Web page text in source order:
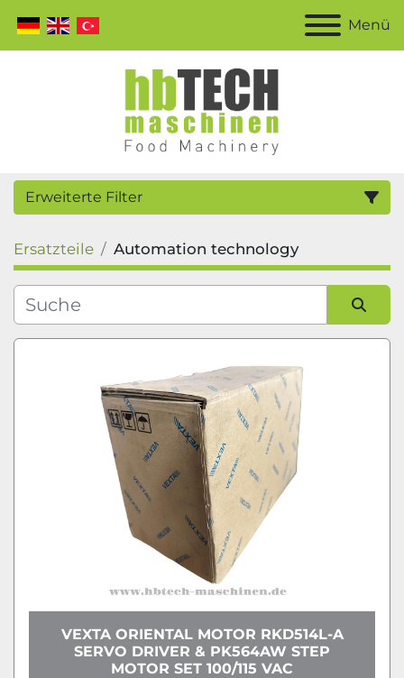
Menü
Erweiterte Filter
Kategorie
Hersteller
Ersatzteile Automation technology
Sortieren nach
VEXTA ORIENTAL MOTOR RKD514L-A
SERVO DRIVER & PK564AW STEP
MOTOR SET 100/115 VAC